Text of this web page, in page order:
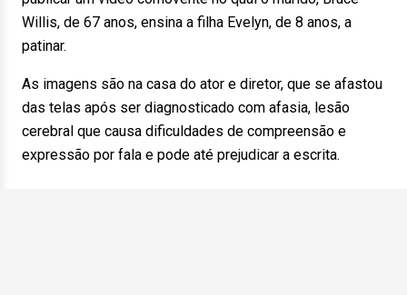
Willis, de 67 anos, ensina a filha Evelyn, de 8 anos, a
patinar.
As imagens são na casa do ator e diretor, que se afastou
das telas após ser diagnosticado com afasia, lesão
cerebral que causa dificuldades de compreensão e
expressão por fala e pode até prejudicar a escrita.